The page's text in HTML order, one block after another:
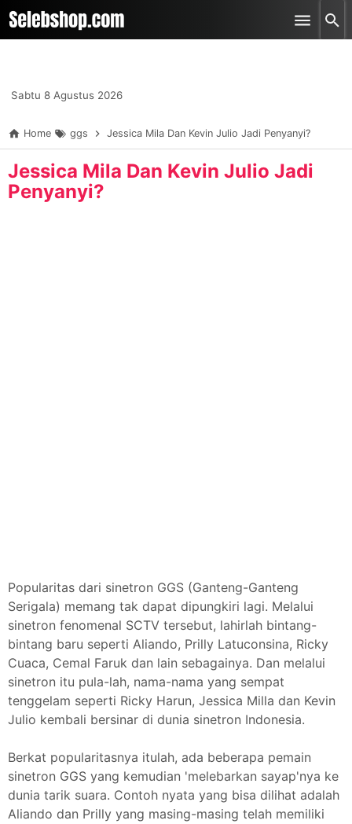
-->
Skip to main content
Sabtu 8 Agustus 2026
Home ggs Jessica Mila Dan Kevin Julio Jadi Penyanyi?
Jessica Mila Dan Kevin Julio Jadi
Penyanyi?
Popularitas dari sinetron GGS (Ganteng-Ganteng
Serigala) memang tak dapat dipungkiri lagi. Melalui
sinetron fenomenal SCTV tersebut, lahirlah bintang-
bintang baru seperti Aliando, Prilly Latuconsina, Ricky
Cuaca, Cemal Faruk dan lain sebagainya. Dan melalui
sinetron itu pula-lah, nama-nama yang sempat
tenggelam seperti Ricky Harun, Jessica Milla dan Kevin
Julio kembali bersinar di dunia sinetron Indonesia.
Berkat popularitasnya itulah, ada beberapa pemain
sinetron GGS yang kemudian 'melebarkan sayap'nya ke
dunia tarik suara. Contoh nyata yang bisa dilihat adalah
Aliando dan Prilly yang masing-masing telah memiliki